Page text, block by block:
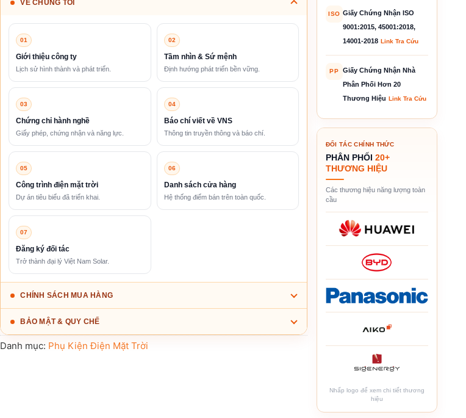
VỀ CHÚNG TÔI
01
Giới thiệu công ty
Lịch sử hình thành và phát triển.
02
Tầm nhìn & Sứ mệnh
Định hướng phát triển bền vững.
03
Chứng chỉ hành nghề
Giấy phép, chứng nhận và năng lực.
04
Báo chí viết về VNS
Thông tin truyền thông và báo chí.
05
Công trình điện mặt trời
Dự án tiêu biểu đã triển khai.
06
Danh sách cửa hàng
Hệ thống điểm bán trên toàn quốc.
07
Đăng ký đối tác
Trở thành đại lý Việt Nam Solar.
CHÍNH SÁCH MUA HÀNG
BẢO MẬT & QUY CHẾ
Danh mục: Phụ Kiện Điện Mặt Trời
ISO Giấy Chứng Nhận ISO
9001:2015, 45001:2018,
14001-2018 Link Tra Cứu
PP
Giấy Chứng Nhận Nhà
Phân Phối Hơn 20
Thương Hiệu Link Tra Cứu
ĐỐI TÁC CHÍNH THỨC
PHÂN PHỐI 20+
THƯƠNG HIỆU
Các thương hiệu năng lượng toàn
cầu
Nhấp logo để xem chi tiết thương
hiệu